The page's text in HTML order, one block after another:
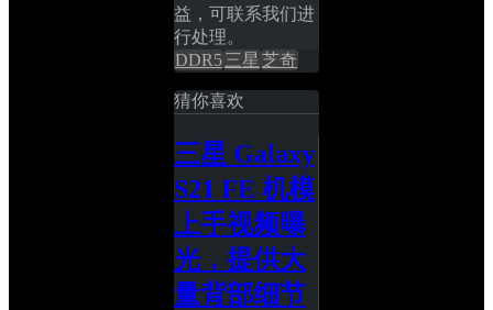
益，可联系我们进
行处理。
DDR5三星 芝奇
猜你喜欢
三星 Galaxy
S21 FE 机模
上手视频曝
光，提供大
量背部细节